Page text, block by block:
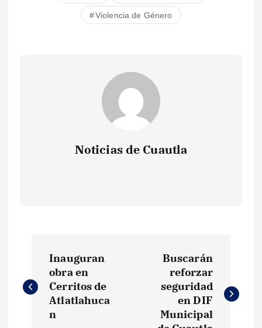
Violencia de Género
Noticias de Cuautla
a
Inauguran
obra en
Cerritos de
Atlatlahuca
n
Buscarán
reforzar
seguridad
en DIF
Municipal